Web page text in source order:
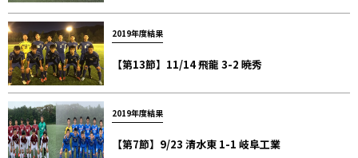
2019年度結果
【第13節】11/14 飛龍 3-2 暁秀
2019年度結果
【第7節】9/23 清水東 1-1 岐阜工業